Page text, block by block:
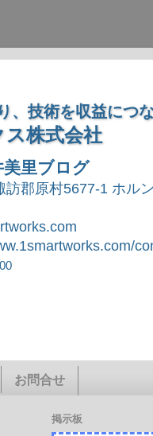
、技術を収益につ
株式会社
美里ブログ
訪郡原村5677-1 ホル
お問合せ
掲示板